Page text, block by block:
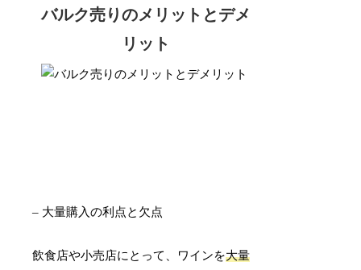
バルク売りのメリットとデメ
リット
– 大量購入の利点と欠点
飲食店や小売店にとって、ワインを大量